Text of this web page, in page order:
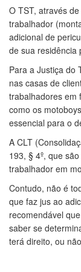
O TST, através
trabalhador
adicional de
de sua residência
Para a Justiça do
nas casas de
trabalhadores em
como os
essencial para o
A CLT
193, § 4º, que
trabalhador em
Contudo, não é
que faz jus ao
recomendável
saber se
terá direito, ou